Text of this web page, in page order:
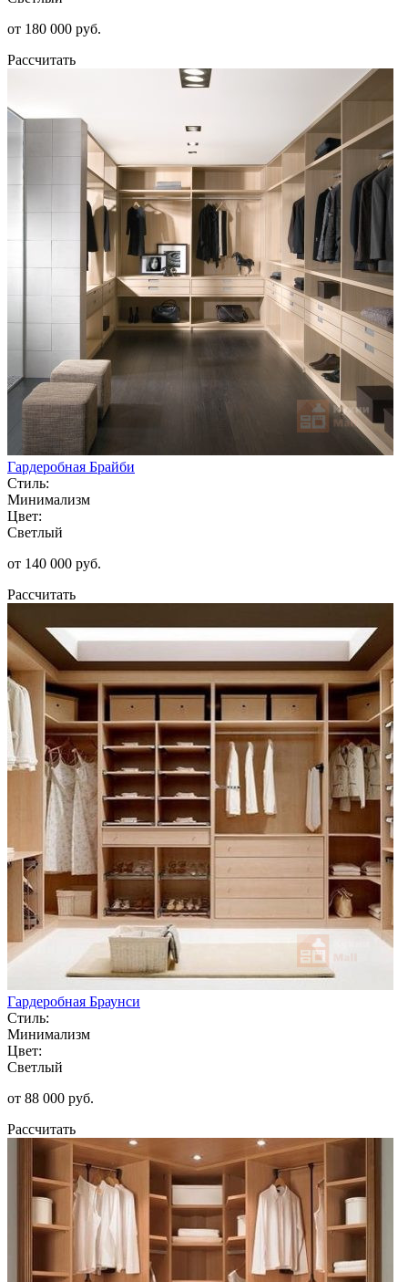
от 180 000 руб.
Рассчитать
Гардеробная Брайби
Стиль:
Минимализм
Цвет:
Светлый
от 140 000 руб.
Рассчитать
Гардеробная Браунси
Стиль:
Минимализм
Цвет:
Светлый
от 88 000 руб.
Рассчитать